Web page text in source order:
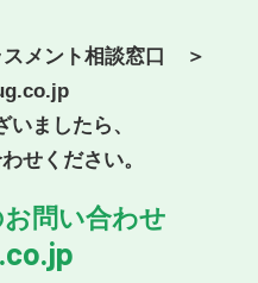
メント相談窓口 ＞
いましたら、
せください。
問い合わせ